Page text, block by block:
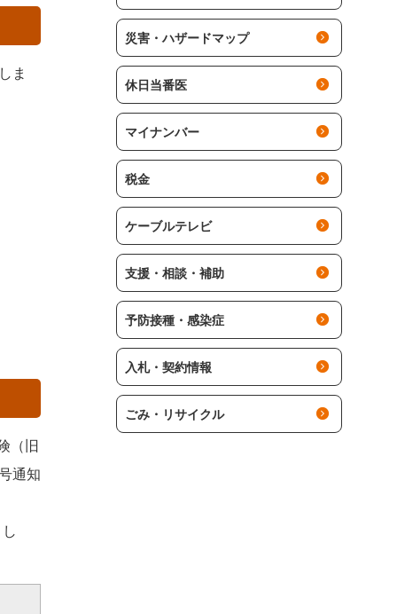
ま
（旧
通知
災害・ハザードマップ
休日当番医
マイナンバー
税金
ケーブルテレビ
支援・相談・補助
予防接種・感染症
入札・契約情報
ごみ・リサイクル